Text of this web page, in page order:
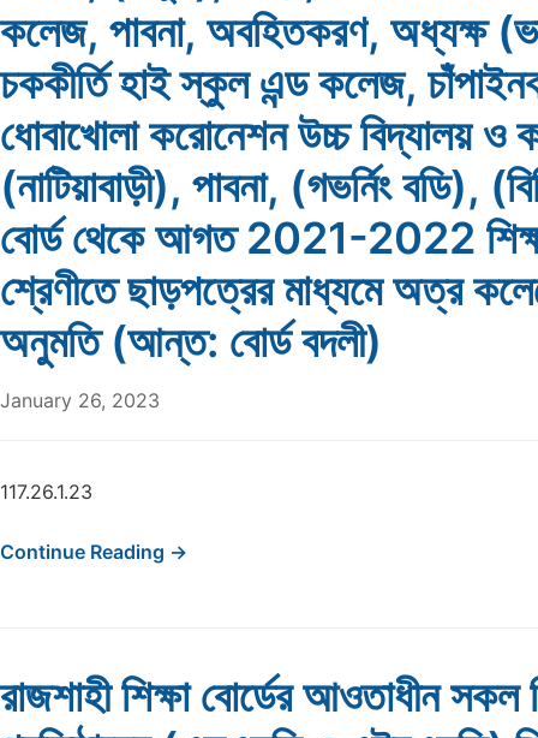
কলেজ, পাবনা, অবহিতকরণ, অধ্যক্ষ
চককীর্তি হাই স্কুল এন্ড কলেজ,
ধোবাখোলা করোনেশন উচ্চ বিদ্যালয় ও
(নাটিয়াবাড়ী), পাবনা, (গভর্নিং বডি),
বোর্ড থেকে আগত 2021-2022
শ্রেণীতে ছাড়পত্রের মাধ্যমে অত্র
অনুমতি (আন্ত: বোর্ড বদলী)
January 26, 2023
117.26.1.23
Continue Reading →
রাজশাহী শিক্ষা বোর্ডের আওতাধীন সকল